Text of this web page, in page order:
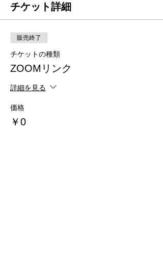
チケット詳細
販売終了
チケットの種類
ZOOMリンク
詳細を見る
価格
￥0